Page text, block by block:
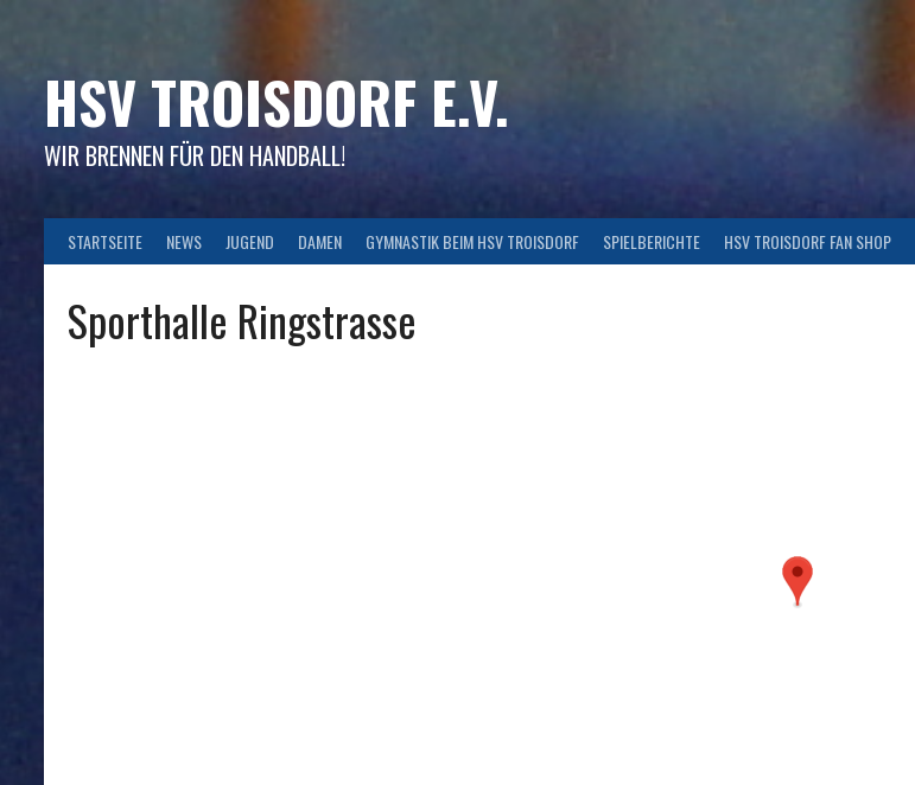
HSV TROISDORF E.V.
WIR BRENNEN FÜR DEN HANDBALL!
STARTSEITE NEWS JUGEND DAMEN GYMNASTIK BEIM HSV TROISDORF SPIELBERICHTE HSV TROISDORF FAN SHOP
Sporthalle Ringstrasse